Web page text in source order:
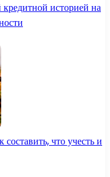
историей на
что учесть и